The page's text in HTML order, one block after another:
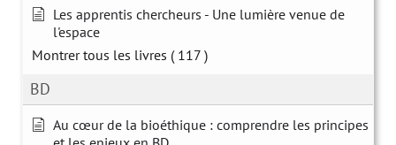
Les apprentis chercheurs - Une lumière venue de
l'espace
Montrer tous les livres ( 117 )
BD
Au cœur de la bioéthique : comprendre les principes